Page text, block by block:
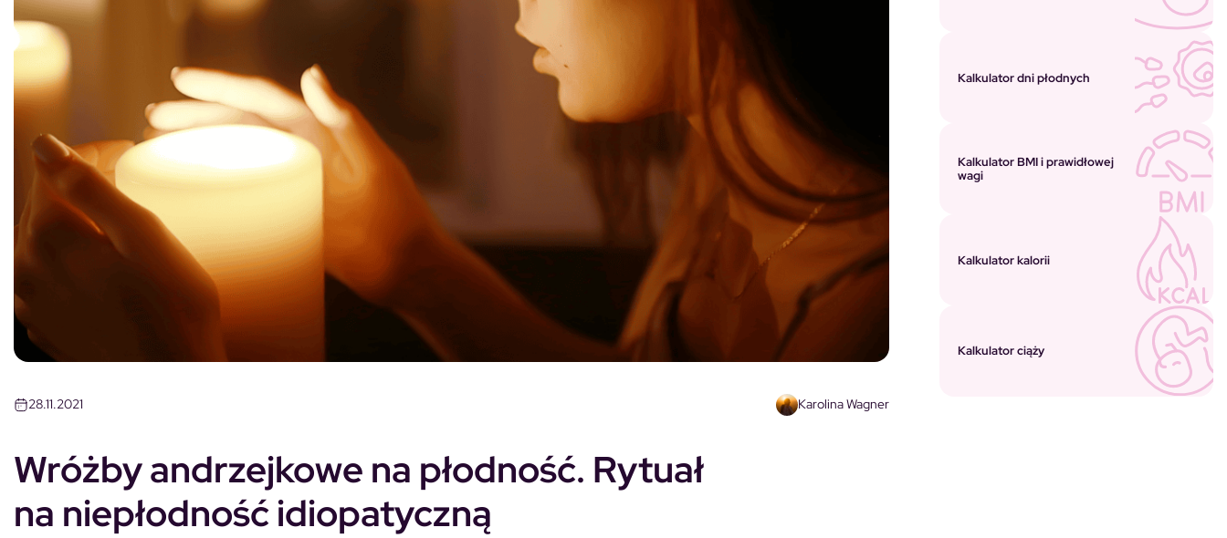
28.11.2021 Karolina Wagner
Wróżby andrzejkowe na płodność. Rytuał
na niepłodność idiopatyczną
Kalkulator dni płodnych
Kalkulator BMI i prawidłowej
wagi
Kalkulator kalorii
Kalkulator ciąży